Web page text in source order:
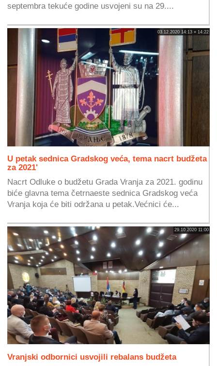
septembra tekuće godine usvojeni su na 29....
03.12.2020 14:13 » 14:22
U petak sednica Gradskog veća, tema nacrt budžeta
za 2021'
Nacrt Odluke o budžetu Grada Vranja za 2021. godinu
biće glavna tema četrnaeste sednica Gradskog veća
Vranja koja će biti održana u petak.Većnici će...
29.10.2020 11:00
Vranjski odbornici usvojili rebalans budžeta